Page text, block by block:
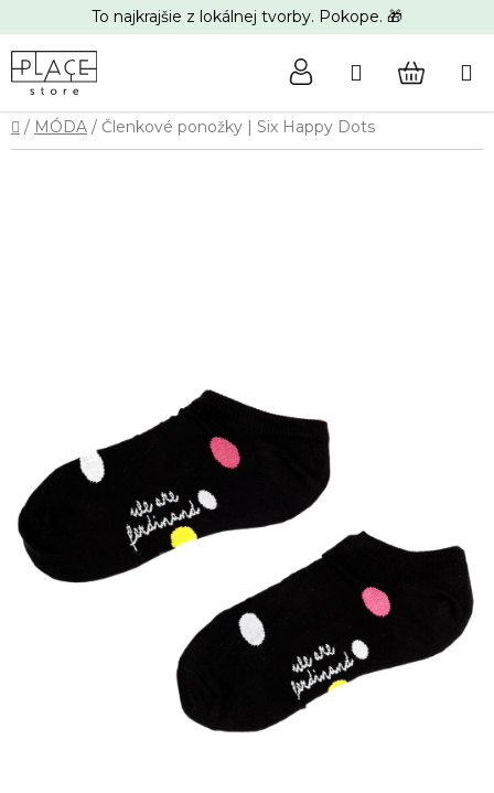
na
obsah
To najkrajšie z lokálnej tvorby. Pokope. 🎁
Hľadať
Domov
/ MÓDA / Členkové ponožky | Six Happy Dots